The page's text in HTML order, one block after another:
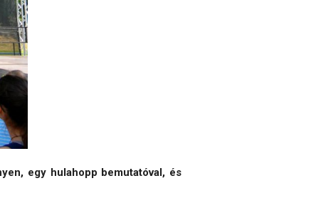
egy hulahopp bemutatóval, és